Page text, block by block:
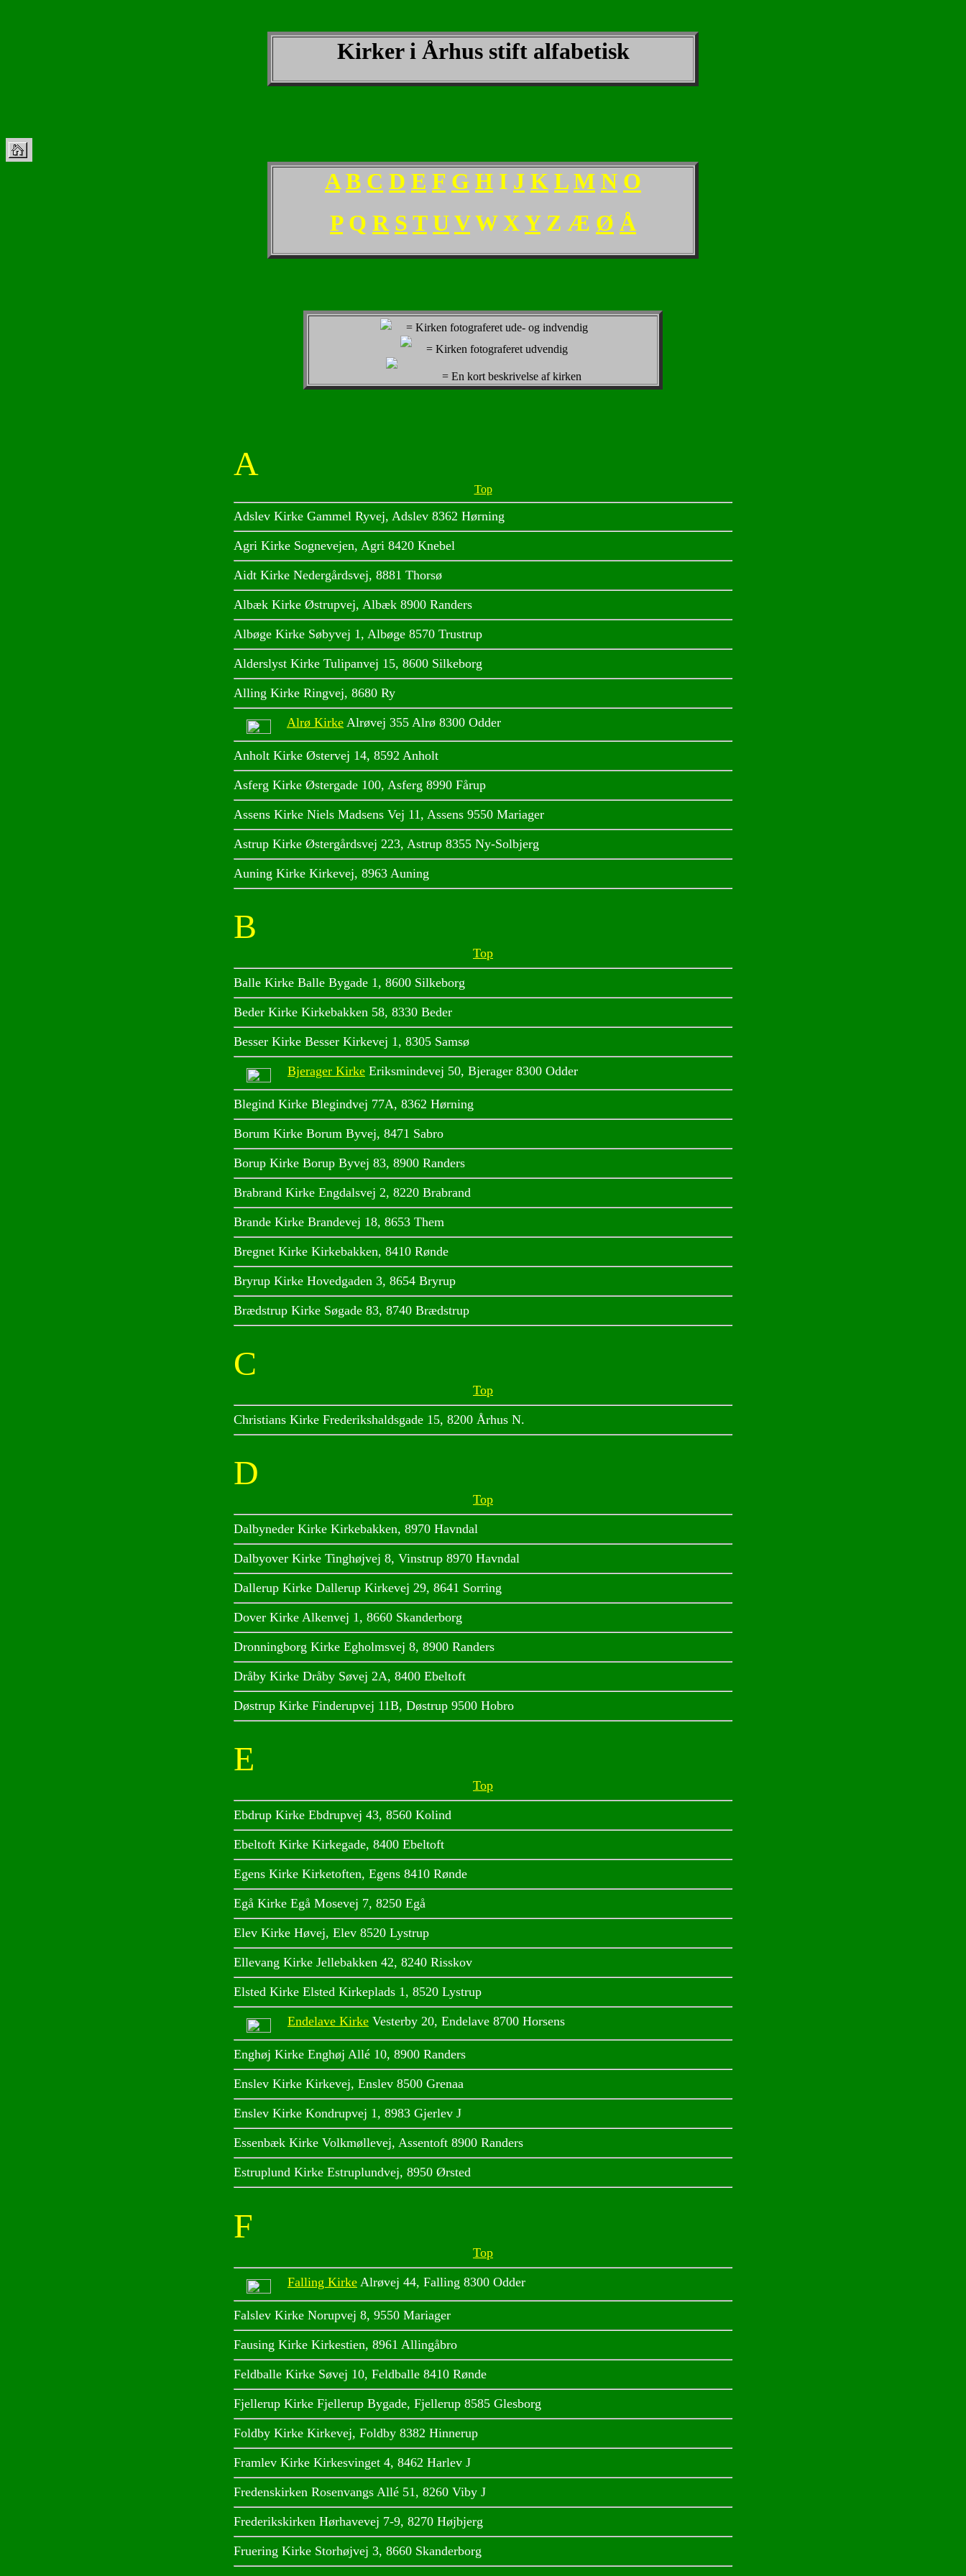
Kirker i Århus stift alfabetisk
A B C D E F G H I J K L M N O
P Q R S T UVW XY Z Æ Ø Å
= Kirken fotograferet ude- og indvendig
= Kirken fotograferet udvendig
= En kort beskrivelse af kirken
A
Top
Adslev Kirke Gammel Ryvej, Adslev 8362 Hørning
Agri Kirke Sognevejen, Agri 8420 Knebel
Aidt Kirke Nedergårdsvej, 8881 Thorsø
Albæk Kirke Østrupvej, Albæk 8900 Randers
Albøge Kirke Søbyvej 1, Albøge 8570 Trustrup
Alderslyst Kirke Tulipanvej 15, 8600 Silkeborg
Alling Kirke Ringvej, 8680 Ry
Alrø Kirke Alrøvej 355 Alrø 8300 Odder
Anholt Kirke Østervej 14, 8592 Anholt
Asferg Kirke Østergade 100, Asferg 8990 Fårup
Assens Kirke Niels Madsens Vej 11, Assens 9550 Mariager
Astrup Kirke Østergårdsvej 223, Astrup 8355 Ny-Solbjerg
Auning Kirke Kirkevej, 8963 Auning
B
Top
Balle Kirke Balle Bygade 1, 8600 Silkeborg
Beder Kirke Kirkebakken 58, 8330 Beder
Besser Kirke Besser Kirkevej 1, 8305 Samsø
Bjerager Kirke Eriksmindevej 50, Bjerager 8300 Odder
Blegind Kirke Blegindvej 77A, 8362 Hørning
Borum Kirke Borum Byvej, 8471 Sabro
Borup Kirke Borup Byvej 83, 8900 Randers
Brabrand Kirke Engdalsvej 2, 8220 Brabrand
Brande Kirke Brandevej 18, 8653 Them
Bregnet Kirke Kirkebakken, 8410 Rønde
Bryrup Kirke Hovedgaden 3, 8654 Bryrup
Brædstrup Kirke Søgade 83, 8740 Brædstrup
C
Top
Christians Kirke Frederikshaldsgade 15, 8200 Århus N.
D
Top
Dalbyneder Kirke Kirkebakken, 8970 Havndal
Dalbyover Kirke Tinghøjvej 8, Vinstrup 8970 Havndal
Dallerup Kirke Dallerup Kirkevej 29, 8641 Sorring
Dover Kirke Alkenvej 1, 8660 Skanderborg
Dronningborg Kirke Egholmsvej 8, 8900 Randers
Dråby Kirke Dråby Søvej 2A, 8400 Ebeltoft
Døstrup Kirke Finderupvej 11B, Døstrup 9500 Hobro
E
Top
Ebdrup Kirke Ebdrupvej 43, 8560 Kolind
Ebeltoft Kirke Kirkegade, 8400 Ebeltoft
Egens Kirke Kirketoften, Egens 8410 Rønde
Egå Kirke Egå Mosevej 7, 8250 Egå
Elev Kirke Høvej, Elev 8520 Lystrup
Ellevang Kirke Jellebakken 42, 8240 Risskov
Elsted Kirke Elsted Kirkeplads 1, 8520 Lystrup
Endelave Kirke Vesterby 20, Endelave 8700 Horsens
Enghøj Kirke Enghøj Allé 10, 8900 Randers
Enslev Kirke Kirkevej, Enslev 8500 Grenaa
Enslev Kirke Kondrupvej 1, 8983 Gjerlev J
Essenbæk Kirke Volkmøllevej, Assentoft 8900 Randers
Estruplund Kirke Estruplundvej, 8950 Ørsted
F
Top
Falling Kirke Alrøvej 44, Falling 8300 Odder
Falslev Kirke Norupvej 8, 9550 Mariager
Fausing Kirke Kirkestien, 8961 Allingåbro
Feldballe Kirke Søvej 10, Feldballe 8410 Rønde
Fjellerup Kirke Fjellerup Bygade, Fjellerup 8585 Glesborg
Foldby Kirke Kirkevej, Foldby 8382 Hinnerup
Framlev Kirke Kirkesvinget 4, 8462 Harlev J
Fredenskirken Rosenvangs Allé 51, 8260 Viby J
Frederikskirken Hørhavevej 7-9, 8270 Højbjerg
Fruering Kirke Storhøjvej 3, 8660 Skanderborg